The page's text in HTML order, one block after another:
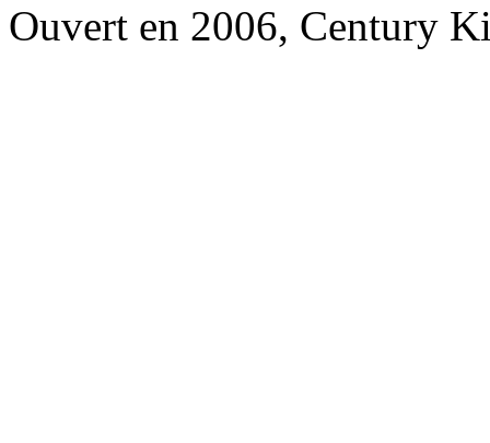
Ouvert en 2006, Century